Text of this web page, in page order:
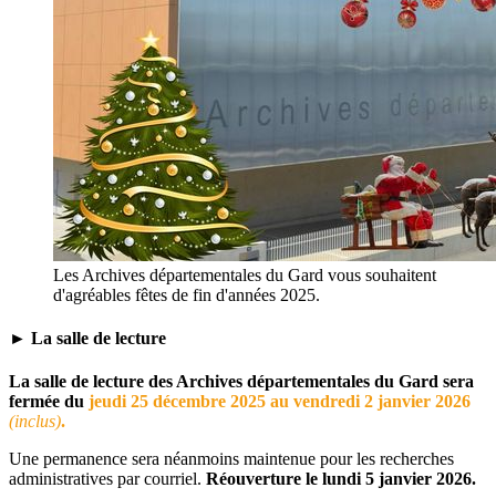
Les Archives départementales du Gard vous souhaitent
d'agréables fêtes de fin d'années 2025.
► La salle de lecture
La salle de lecture des Archives départementales du Gard sera
fermée du jeudi 25 décembre 2025 au vendredi 2 janvier 2026
(inclus).
Une permanence sera néanmoins maintenue pour les recherches
administratives par courriel. Réouverture le lundi 5 janvier 2026.